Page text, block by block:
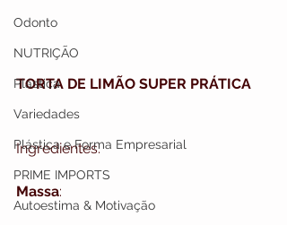
Odonto
NUTRIÇÃO
Plástica
Variedades
Plástica e Forma Empresarial
PRIME IMPORTS
Autoestima & Motivação
TORTA DE LIMÃO SUPER PRÁTICA
Ingredientes:
Massa: